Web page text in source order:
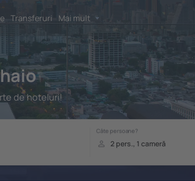
Transferuri Mai mult
de hoteluri!